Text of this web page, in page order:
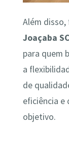
Além disso,
Joaçaba SC
para quem
a
de
eficiência e
objetivo.